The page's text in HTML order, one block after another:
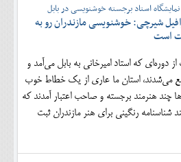
نمایشگاه استاد برجسته خوشنویسی در بابل
شیرچی: خوشنویسی مازندران رو به
است
دوره‌ای که استاد امیرخانی به بابل می‌آمد و
می‌شدند، استان ما عاری از یک خطاط خوب
چند هنرمند برجسته و صاحب اعتبار آمدند که
شناسنامه رنگینی برای هنر مازندران ثبت